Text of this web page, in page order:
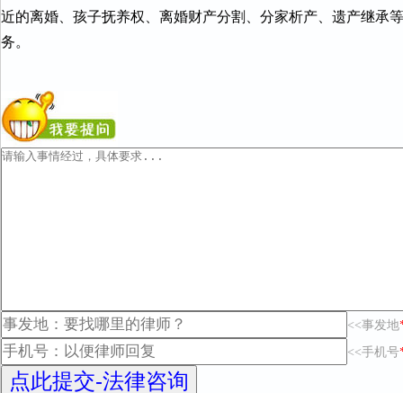
近的离婚、孩子抚养权、离婚财产分割、分家析产、遗产继承
务。
<<事发地
<<手机号